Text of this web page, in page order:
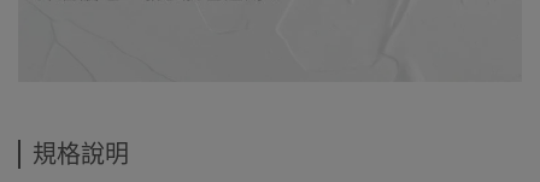
規格說明